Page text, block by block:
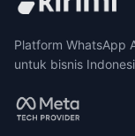
Platform WhatsApp
untuk bisnis